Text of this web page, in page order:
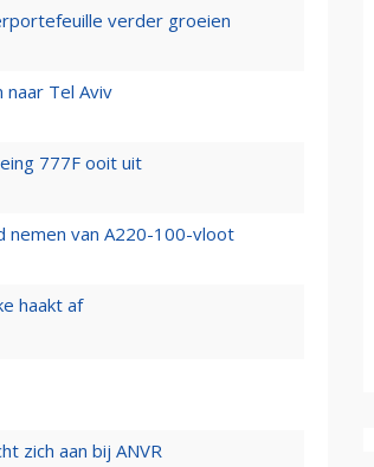
verder groeien
naar Tel Aviv
777F ooit uit
nemen van A220-100-vloot
haakt af
zich aan bij ANVR